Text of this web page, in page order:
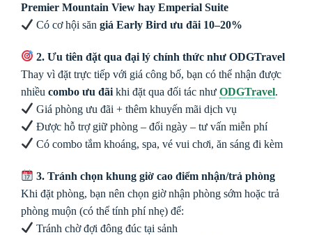
Premier Mountain View hay Emperial Suite
Có cơ hội săngiá Early Bird ưu đãi 10–20%
2. Ưu tiên đặt qua đại lý chính thức như ODGTravel
Thay vì đặt trực tiếp với giá công bố, bạn có thể nhận được
nhiều combo ưu đãi khi đặt qua đối tác như ODGTravel.
Giá phòng ưu đãi + thêm khuyến mãi dịch vụ
Được hỗ trợ giữ phòng – đổi ngày – tư vấn miễn phí
Có combo tắm khoáng, spa, vé vui chơi, ăn sáng đi kèm
3. Tránh chọn khung giờ cao điểm nhận/trả phòng
Khi đặt phòng, bạn nên chọn giờ nhận phòng sớm hoặc trả
phòng muộn (có thể tính phí nhẹ) để:
Tránh chờ đợi đông đúc tại sảnh